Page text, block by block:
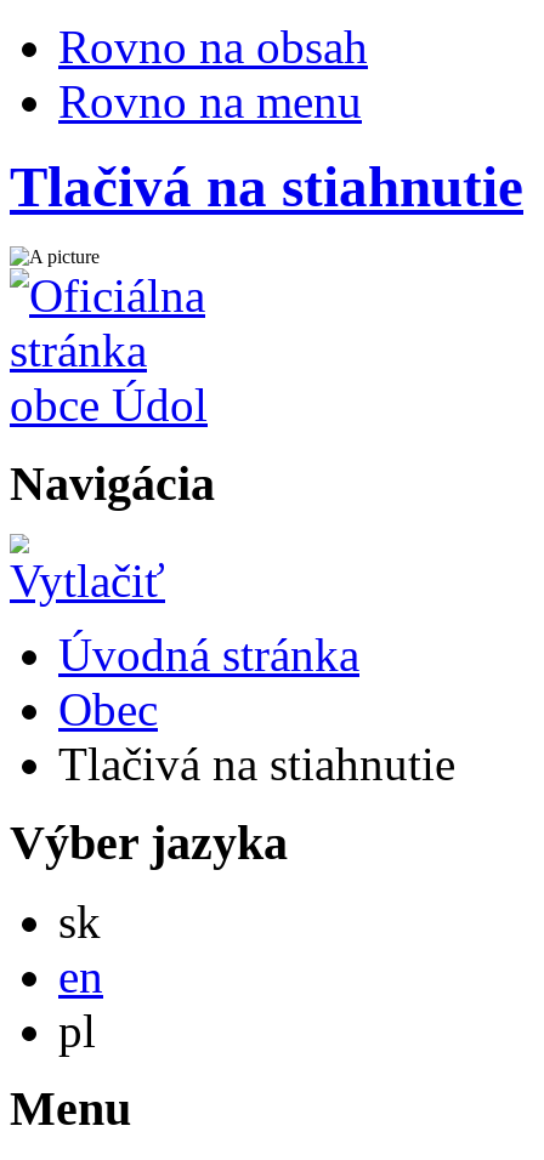
Rovno na obsah
Rovno na menu
Tlačivá na stiahnutie
Navigácia
Úvodná stránka
Obec
Tlačivá na stiahnutie
Výber jazyka
sk
en
pl
Menu